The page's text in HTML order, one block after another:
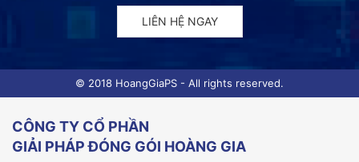
LIÊN HỆ NGAY
© 2018 HoangGiaPS - All rights reserved.
CÔNG TY CỔ PHẦN
GIẢI PHÁP ĐÓNG GÓI HOÀNG GIA